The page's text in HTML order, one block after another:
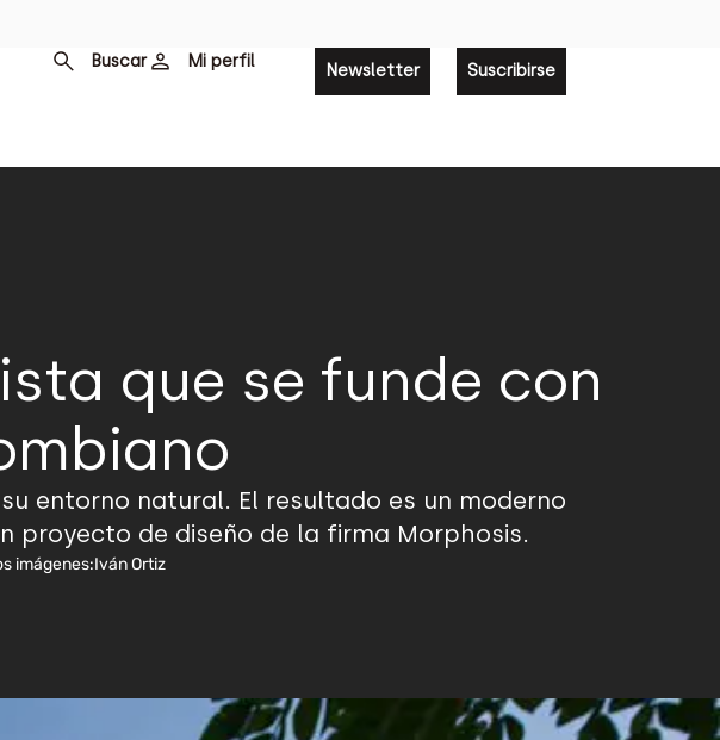
Buscar Mi perfil Newsletter Suscribirse
que se funde con
entorno natural. El resultado es un moderno
proyecto de diseño de la firma Morphosis.
imágenes:Iván Ortiz